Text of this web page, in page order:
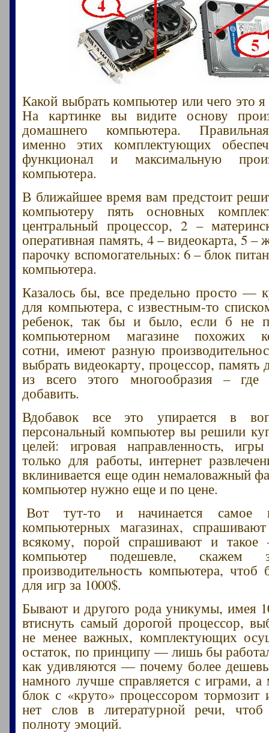
Какой выбрать компьютер или чего это
На картинке вы видите основу
домашнего компьютера.
именно этих комплектующих
функционал и максимальную
компьютера.
В ближайшее время вам предстоит
компьютеру пять основных
центральный процессор, 2 –
оперативная память, 4 – видеокарта, 5 –
парочку вспомогательных: 6 – блок
компьютера.
Казалось бы, все предельно просто —
для компьютера, с известным-то
ребенок, так бы и было, если б не
компьютерном магазине похожих
сотни, имеют разную
выбрать видеокарту, процессор, память
из всего этого многообразия –
добавить.
Вдобавок все это упирается в
персональный компьютер вы решили
целей: игровая направленность,
только для работы, интернет
вклинивается еще один немаловажный
компьютер нужно еще и по цене.
Вот тут-то и начинается самое
компьютерных магазинах,
всякому, порой спрашивают и такое
компьютер подешевле,
производительность компьютера,
для игр за 1000$.
Бывают и другого рода уникумы, имея
втиснуть самый дорогой процессор,
не менее важных, комплектующих
остаток, по принципу — лишь бы
как удивляются — почему более
намного лучше справляется с играми,
блок с «круто» процессором тормозит
нет слов в литературной речи,
полноту эмоций.